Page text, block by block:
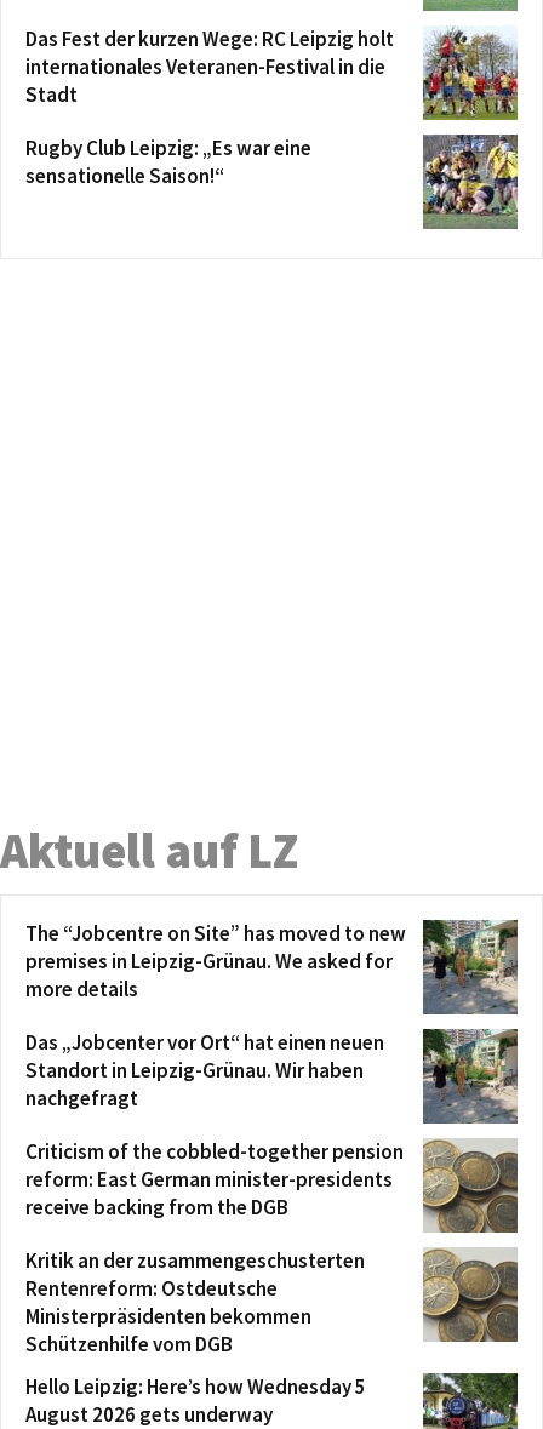
Das Fest der kurzen Wege: RC Leipzig holt
internationales Veteranen-Festival in die
Stadt
Rugby Club Leipzig: „Es war eine
sensationelle Saison!“
Aktuell auf LZ
The “Jobcentre on Site” has moved to new
premises in Leipzig-Grünau. We asked for
more details
Das „Jobcenter vor Ort“ hat einen neuen
Standort in Leipzig-Grünau. Wir haben
nachgefragt
Criticism of the cobbled-together pension
reform: East German minister-presidents
receive backing from the DGB
Kritik an der zusammengeschusterten
Rentenreform: Ostdeutsche
Ministerpräsidenten bekommen
Schützenhilfe vom DGB
Hello Leipzig: Here’s how Wednesday 5
August 2026 gets underway